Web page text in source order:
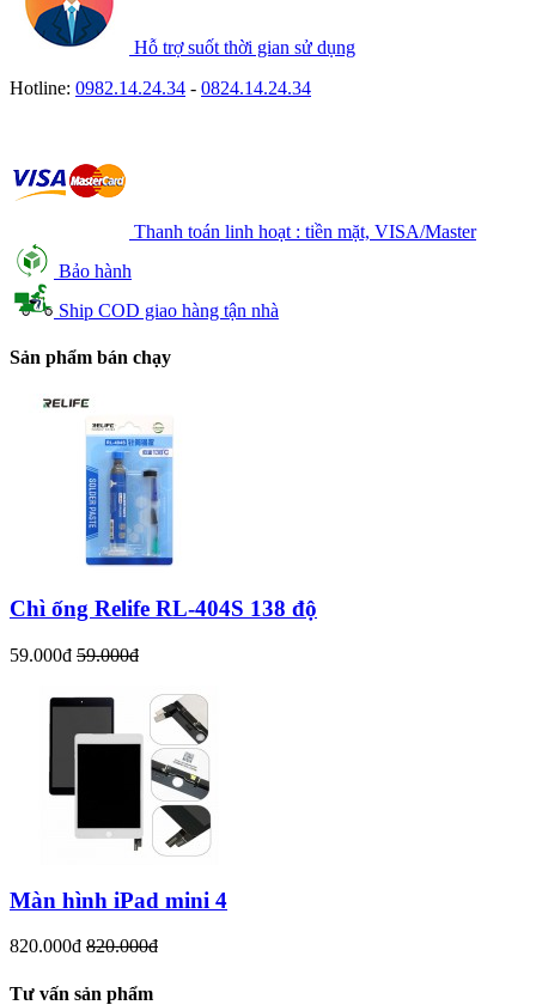
Hỗ trợ suốt thời gian sử dụng
Hotline: 0982.14.24.34 - 0824.14.24.34
Thanh toán linh hoạt : tiền mặt, VISA/Master
Bảo hành
Ship COD giao hàng tận nhà
Sản phẩm bán chạy
Chì ống Relife RL-404S 138 độ
59.000đ 59.000đ
Màn hình iPad mini 4
820.000đ 820.000đ
Tư vấn sản phẩm